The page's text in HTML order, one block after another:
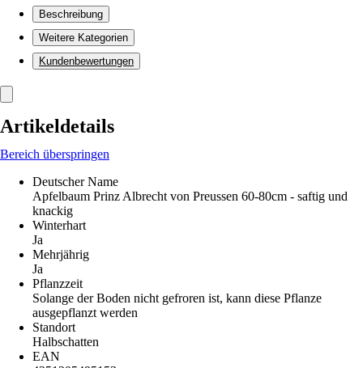
Beschreibung
Weitere Kategorien
Kundenbewertungen
Artikeldetails
Bereich überspringen
Deutscher Name
Apfelbaum Prinz Albrecht von Preussen 60-80cm - saftig und
knackig
Winterhart
Ja
Mehrjährig
Ja
Pflanzzeit
Solange der Boden nicht gefroren ist, kann diese Pflanze
ausgepflanzt werden
Standort
Halbschatten
EAN